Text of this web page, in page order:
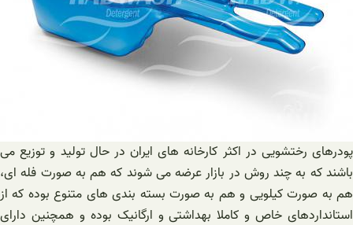
پودرهای رختشویی در اکثر کارخانه های ایران در حال تولید و توزیع می
باشند که به چند روش در بازار عرضه می شوند که هم به صورت فله ای،
هم به صورت کیلویی و هم به صورت بسته بندی های متنوع بوده که از
استانداردهای خاص و کاملا بهداشتی و ارگانیک بوده و همچنین دارای